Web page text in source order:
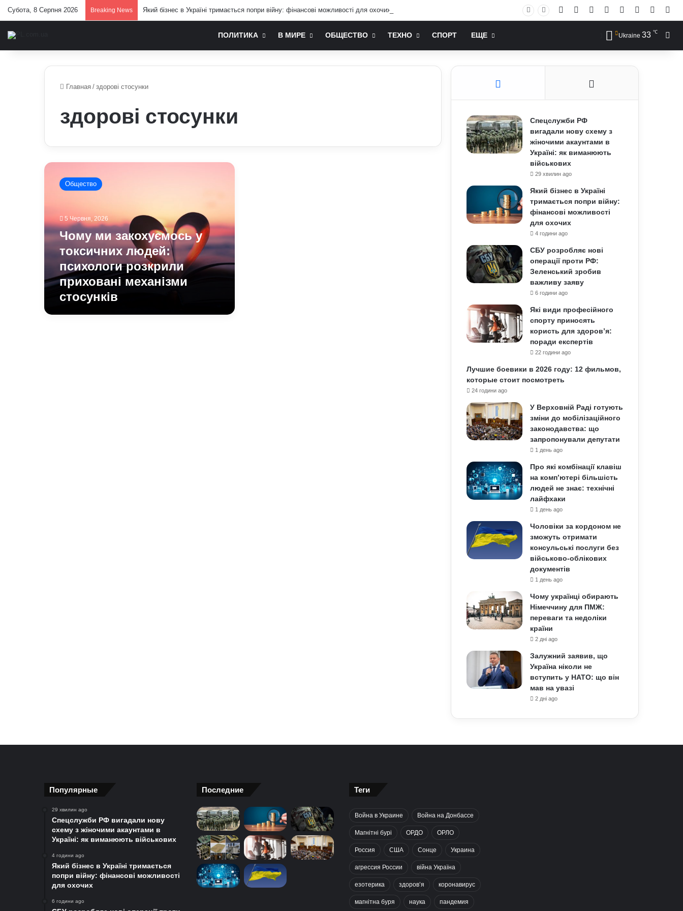
Субота, 8 Серпня 2026 Breaking News Який бізнес в Україні тримається попри війну: фінансові можливості для охочих Facebook YouTubeInstagram
RSS Log In
ПОЛИТИКА В МИРЕ ОБЩЕСТВО ТЕХНО СПОРТ ЕЩЕ Ukraine 33 ℃
Главная / здорові стосунки
здорові стосунки
Чому
закохуємось
людей:
психологи
розкрили
приховані
механізми
стосунків
Общество
5 Червня, 2026
Чому ми закохуємось у
токсичних людей:
психологи розкрили
приховані механізми
стосунків
Спецслужби РФ
вигадали нову схему з
жіночими акаунтами в
Україні: як виманюють
військових
29 хвилин ago
Який бізнес в Україні
тримається попри війну:
фінансові можливості
для охочих
4 години ago
СБУ розробляє нові
операції проти РФ:
Зеленський зробив
важливу заяву
6 години ago
Які види професійного
спорту приносять
користь для здоров’я:
поради експертів
22 години ago
Лучшие боевики в 2026 году: 12 фильмов,
которые стоит посмотреть
24 години ago
У Верховній Раді готують
зміни до мобілізаційного
законодавства: що
запропонували депутати
1 день ago
Про які комбінації клавіш
на комп’ютері більшість
людей не знає: технічні
лайфхаки
1 день ago
Чоловіки за кордоном не
зможуть отримати
консульські послуги без
військово-облікових
документів
1 день ago
Чому українці обирають
Німеччину для ПМЖ:
переваги та недоліки
країни
2 дні ago
Залужний заявив, що
Україна ніколи не
вступить у НАТО: що він
мав на увазі
2 дні ago
Популярные
29 хвилин ago
Спецслужби РФ вигадали нову
схему з жіночими акаунтами в
Україні: як виманюють військових
4 години ago
Який бізнес в Україні тримається
попри війну: фінансові можливості
для охочих
6 години ago
Последние Теги
Война в Украине Война на Донбассе
Магнітні бурі ОРДО ОРЛО
Россия США Сонце Украина
агрессия России війна Україна
езотерика здоров’я коронавирус
магнітна буря наука пандемия